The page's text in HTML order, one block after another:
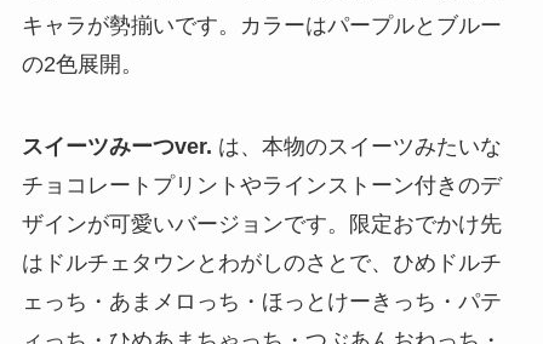
キャラが勢揃いです。カラーはパープルとブルー
の2色展開。
スイーツみーつver. は、本物のスイーツみたいな
チョコレートプリントやラインストーン付きのデ
ザインが可愛いバージョンです。限定おでかけ先
はドルチェタウンとわがしのさとで、ひめドルチ
ェっち・あまメロっち・ほっとけーきっち・パテ